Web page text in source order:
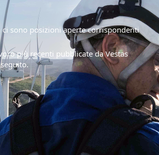
sono posizioni aperte corrispondenti
più recenti pubblicate da Vestas